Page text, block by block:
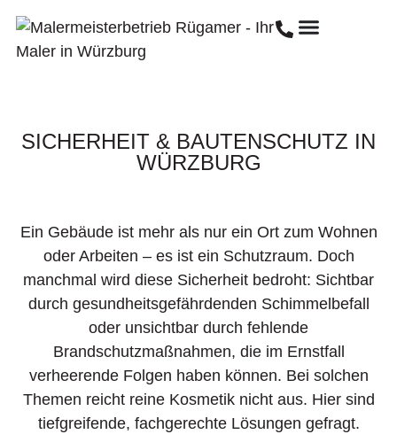
SICHERHEIT & BAUTENSCHUTZ IN
WÜRZBURG
Ein Gebäude ist mehr als nur ein Ort zum Wohnen
oder Arbeiten – es ist ein Schutzraum. Doch
manchmal wird diese Sicherheit bedroht: Sichtbar
durch gesundheitsgefährdenden Schimmelbefall
oder unsichtbar durch fehlende
Brandschutzmaßnahmen, die im Ernstfall
verheerende Folgen haben können. Bei solchen
Themen reicht reine Kosmetik nicht aus. Hier sind
tiefgreifende, fachgerechte Lösungen gefragt.